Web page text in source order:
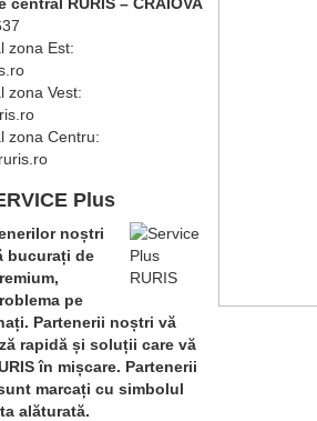
zona Est:
zona Vest:
zona Centru:
Plus
noștri
bucurați de
pe
Partenerii noștri vă
rapidă și soluții care vă
în mișcare. Partenerii
marcați cu simbolul
alăturată.